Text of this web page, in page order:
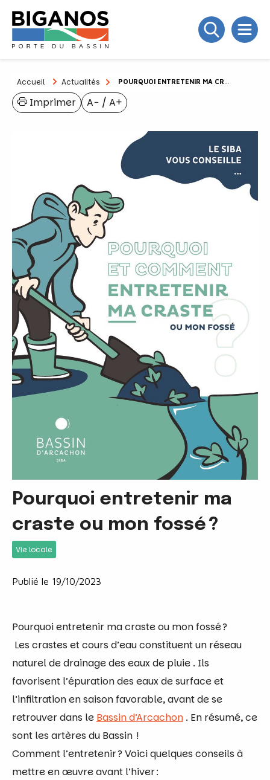
Accueil Actualités POURQUOI ENTRETENIR MA CRASTE OU MON FOSSÉ ?
A− / A+
Imprimer
Pourquoi entretenir ma
craste ou mon fossé ?
Vie locale
Publié le 19/10/2023
Pourquoi entretenir ma craste ou mon fossé ?
Les crastes et cours d’eau constituent un réseau
naturel de drainage des eaux de pluie . Ils
favorisent l’épuration des eaux de surface et
l’infiltration en saison favorable, avant de se
retrouver dans le Bassin d’Arcachon . En résumé, ce
sont les artères du Bassin !
Comment l’entretenir ? Voici quelques conseils à
mettre en œuvre avant l’hiver: